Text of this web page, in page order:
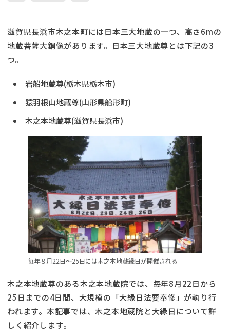
滋賀県長浜市木之本町には日本三大地蔵の一つ、高さ6mの
地蔵菩薩大銅像があります。日本三大地蔵尊とは下記の3
つ。
岩船地蔵尊(栃木県栃木市)
猿羽根山地蔵尊(山形県船形町)
木之本地蔵尊(滋賀県長浜市)
毎年８月22日～25日には木之本地蔵縁日が開催される
木之本地蔵尊のある木之本地蔵院では、毎年8月22日から
25日までの4日間、大規模の「大縁日法要奉修」が執り行
われます。本記事では、木之本地蔵院と大縁日について詳
しく紹介します。